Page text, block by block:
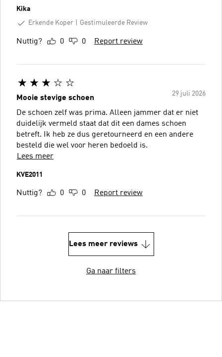
Kika
Erkende Koper
Gestimuleerde Review
Nuttig? 0 0 Report review
29 juli 2026
Mooie stevige schoen
De schoen zelf was prima. Alleen jammer dat er niet
duidelijk vermeld staat dat dit een dames schoen
betreft. Ik heb ze dus geretourneerd en een andere
besteld die wel voor heren bedoeld is.
Lees meer
KVE2011
Nuttig? 0 0 Report review
Lees meer reviews
Ga naar filters